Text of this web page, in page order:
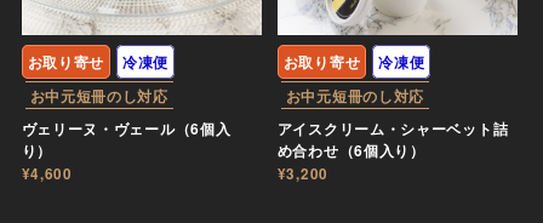
お取り寄せ
冷凍便
お中元短冊のし対応
ヴェリーヌ・ヴェール（6個入
り）
¥4,600
お取り寄せ
冷凍便
お中元短冊のし対応
アイスクリーム・シャーベット詰
め合わせ（6個入り）
¥3,200